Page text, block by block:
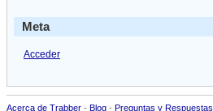
Meta
Acceder
Acerca de Trabber - Blog - Preguntas y Respuestas